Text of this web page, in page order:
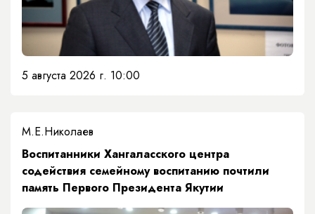
5 августа 2026 г. 10:00
М.Е.Николаев
​Воспитанники Хангаласского центра
содействия семейному воспитанию почтили
память Первого Президента Якутии